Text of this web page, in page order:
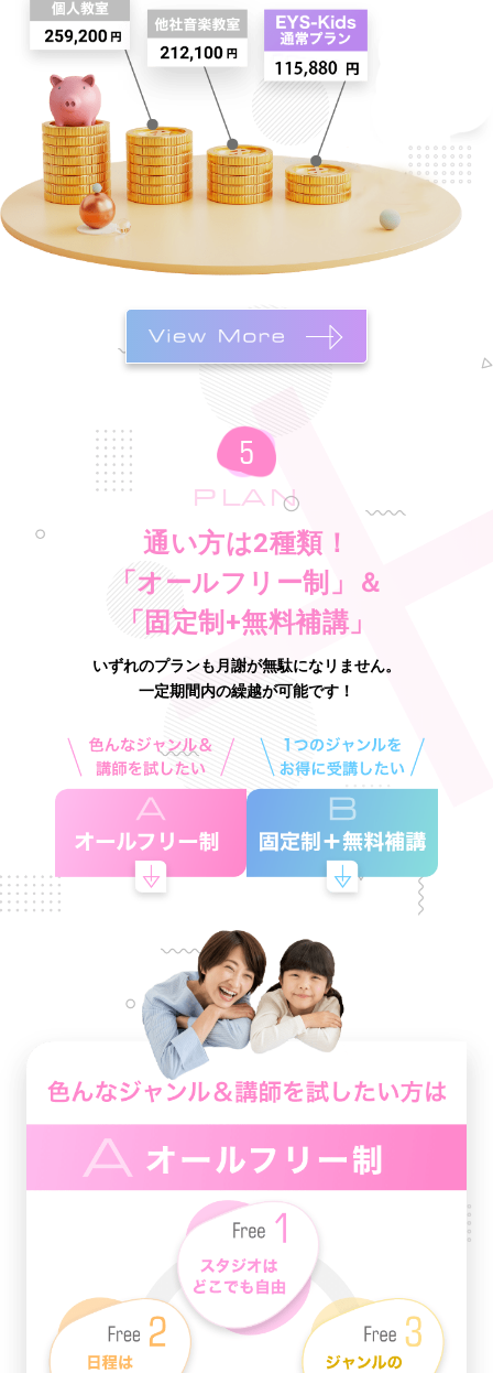
PLAN
通い方は2種類！
「オールフリー制」＆
「固定制+無料補講」
いずれのプランも月謝が無駄になリません。
一定期間内の繰越が可能です！